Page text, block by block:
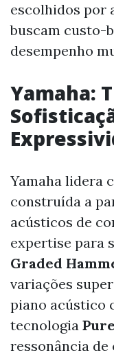
escolhidos por
buscam custo-
desempenho
Yamaha:
Yamaha lidera
construída a
acústicos de
expertise para
Graded
variações
piano acústico
tecnologia
ressonância